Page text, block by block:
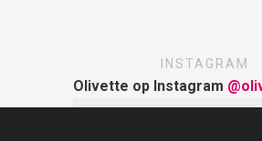
INSTAGRAM
Olivette op Instagram